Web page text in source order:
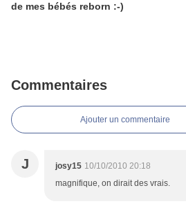
de mes bébés reborn :-)
Commentaires
Ajouter un commentaire
J josy15 10/10/2010 20:18
magnifique, on dirait des vrais.